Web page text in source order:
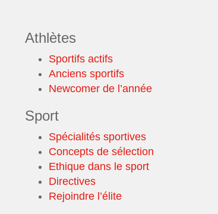
Athlètes
Sportifs actifs
Anciens sportifs
Newcomer de l’année
Sport
Spécialités sportives
Concepts de sélection
Ethique dans le sport
Directives
Rejoindre l’élite